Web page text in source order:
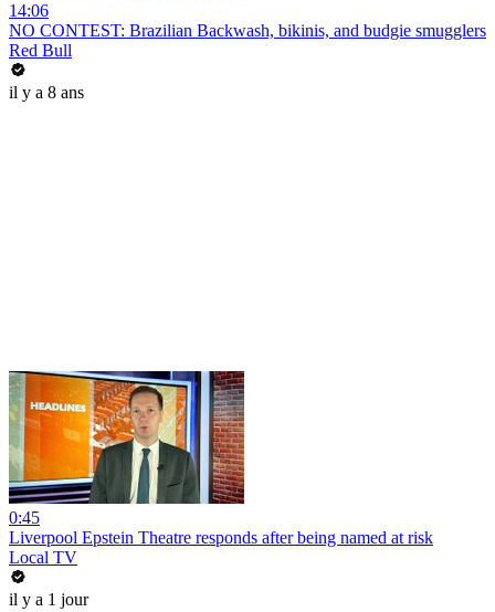
14:06
NO CONTEST: Brazilian Backwash, bikinis, and budgie smugglers
Red Bull
il y a 8 ans
0:45
Liverpool Epstein Theatre responds after being named at risk
Local TV
il y a 1 jour